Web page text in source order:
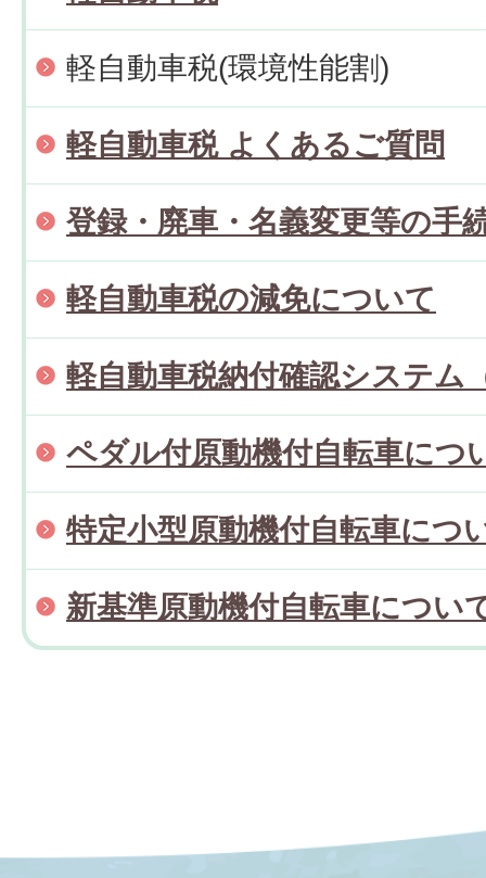
軽自動車税(環境性能割)
軽自動車税 よくあるご質問
登録・廃車・名義変更等の手
軽自動車税の減免について
軽自動車税納付確認システム
ペダル付原動機付自転車につ
特定小型原動機付自転車につ
新基準原動機付自転車につい